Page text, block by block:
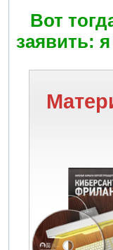
Вот
заявить: